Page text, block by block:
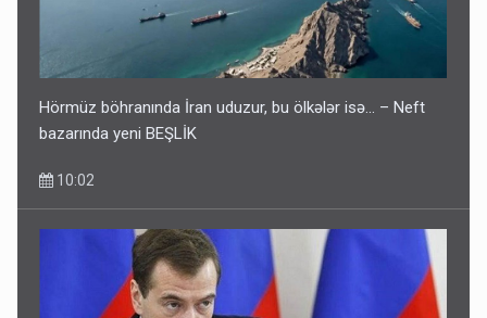
Hörmüz böhranında İran uduzur, bu ölkələr isə... – Neft
bazarında yeni BEŞLİK
10:02